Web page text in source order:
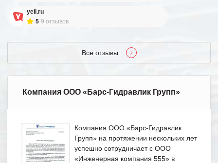
yell.ru
5 9 отзывов
Все отзывы
Компания ООО «Барс-Гидравлик Групп»
Компания ООО «Барс-Гидравлик
Групп» на протяжении нескольких лет
успешно сотрудничает с ООО
«Инженерная компания 555» в